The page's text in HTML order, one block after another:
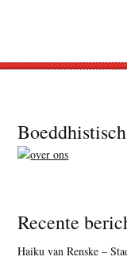
Footer
Recente
Haiku van Renske –